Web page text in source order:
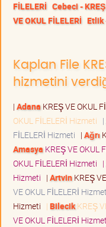
FİLELERİ Cebeci -
VE OKUL FİLELERİ Etlik
Kaplan File
hizmetini
| Adana KREŞ VE OKUL
OKUL FİLELERİ Hizmeti |
FİLELERİ Hizmeti | Ağrı
Amasya KREŞ VE OKUL
OKUL FİLELERİ Hizmeti |
Hizmeti | ArtvinKREŞ
VE OKUL FİLELERİ
Hizmeti | BilecikKREŞ
VE OKUL FİLELERİ